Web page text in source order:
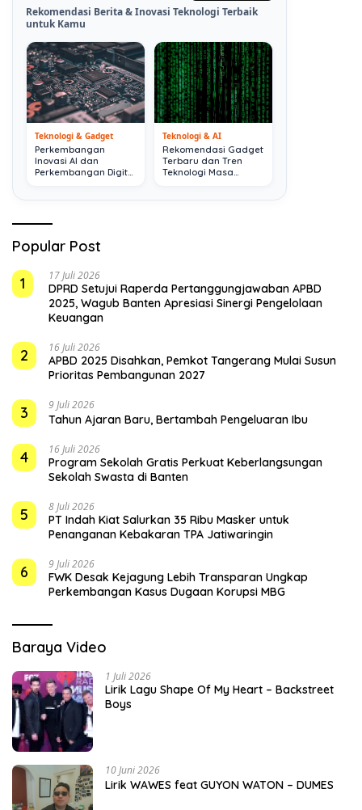
Rekomendasi Berita & Inovasi Teknologi Terbaik
untuk Kamu
Teknologi & Gadget
Perkembangan
Inovasi AI dan
Perkembangan Digital
Teknologi & AI
Rekomendasi Gadget
Terbaru dan Tren
Teknologi Masa
Popular Post
1
17 Juli 2026
DPRD Setujui Raperda Pertanggungjawaban APBD
2025, Wagub Banten Apresiasi Sinergi Pengelolaan
Keuangan
2 16 Juli 2026
APBD 2025 Disahkan, Pemkot Tangerang Mulai Susun
Prioritas Pembangunan 2027
3 9 Juli 2026
Tahun Ajaran Baru, Bertambah Pengeluaran Ibu
4 16 Juli 2026
Program Sekolah Gratis Perkuat Keberlangsungan
Sekolah Swasta di Banten
5 8 Juli 2026
PT Indah Kiat Salurkan 35 Ribu Masker untuk
Penanganan Kebakaran TPA Jatiwaringin
6 9 Juli 2026
FWK Desak Kejagung Lebih Transparan Ungkap
Perkembangan Kasus Dugaan Korupsi MBG
Baraya Video
1 Juli 2026
Lirik Lagu Shape Of My Heart – Backstreet
Boys
10 Juni 2026
Lirik WAWES feat GUYON WATON – DUMES